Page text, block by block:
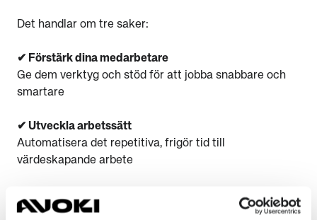
Det handlar om tre saker:
✔ Förstärk dina medarbetare
Ge dem verktyg och stöd för att jobba snabbare och
smartare
✔ Utveckla arbetssätt
Automatisera det repetitiva, frigör tid till
värdeskapande arbete
Använd data och AI för att prioritera rätt, varje dag.